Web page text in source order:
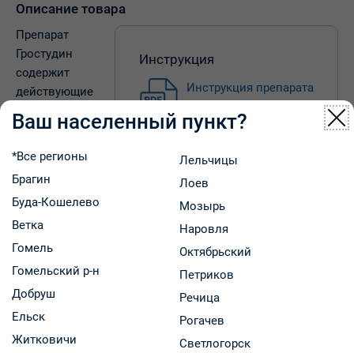
Описание товара
Инструкция
Инструкция препарата
Препарат
Гростудин
содержит
действующие
вещества:
парацетамол,
кофеин,
фенилэфрина
гидрохлорид,
фенирамина малеат.
Показания к применению:
Препарат Гростудин применяется для кратковременного
облегчения симптомов простудных заболеваний,
насморка, воспаления слизистой оболочки носа и
горла и гриппоподобных состояний у взрослых и детей
старше 15 лет, сопровождающихся:
- заложенностью носа, прозрачными выделениями из
Ваш населенный пункт?
*Все регионы
Брагин
Буда-Кошелево
Ветка
Гомель
Гомельский р-н
Добруш
Ельск
Житковичи
Лельчицы
Лоев
Мозырь
Наровля
Октябрьский
Петриков
Речица
Рогачев
Светлогорск